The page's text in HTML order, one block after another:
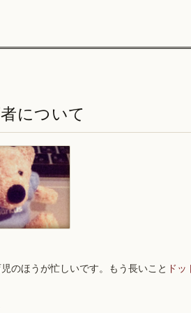
について
のほうが忙しいです。もう長いこと ド